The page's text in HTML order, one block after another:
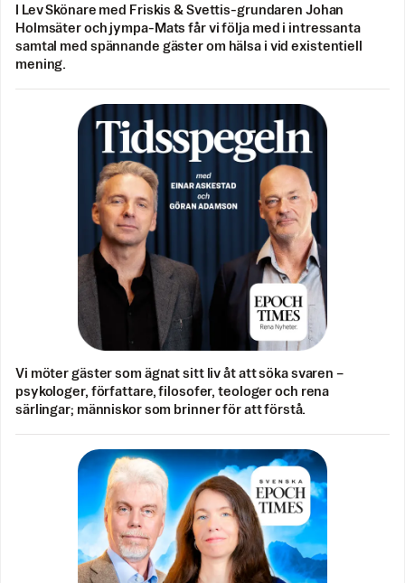
I Lev Skönare med Friskis & Svettis-grundaren Johan
Holmsäter och jympa-Mats får vi följa med i intressanta
samtal med spännande gäster om hälsa i vid existentiell
mening.
Vi möter gäster som ägnat sitt liv åt att söka svaren –
psykologer, författare, filosofer, teologer och rena
särlingar; människor som brinner för att förstå.